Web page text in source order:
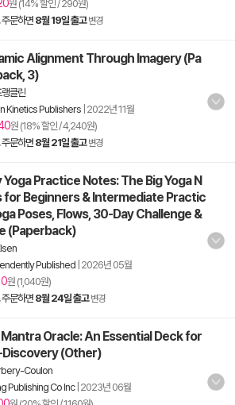
원 (14% 할인 / 290원)
주문하면8월 19일 출고 변경
Alignment Through Imagery (Pa
3)
랭클린
Kinetics Publishers 2022년 11월
원 (18% 할인 / 4,240원)
주문하면8월 21일 출고 변경
Yoga Practice Notes: The Big Yoga N
for Beginners & Intermediate Practic
Poses, Flows, 30-Day Challenge &
(Paperback)
Published 2026년 05월
원 (1,040원)
주문하면8월 24일 출고 변경
Oracle: An Essential Deck for
(Other)
Coulon
Publishing Co Inc| 2023년 06월